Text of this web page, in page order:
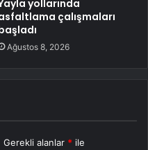
yollarında
çalışmaları
Ağustos 8, 2026
Gerekli alanlar * ile